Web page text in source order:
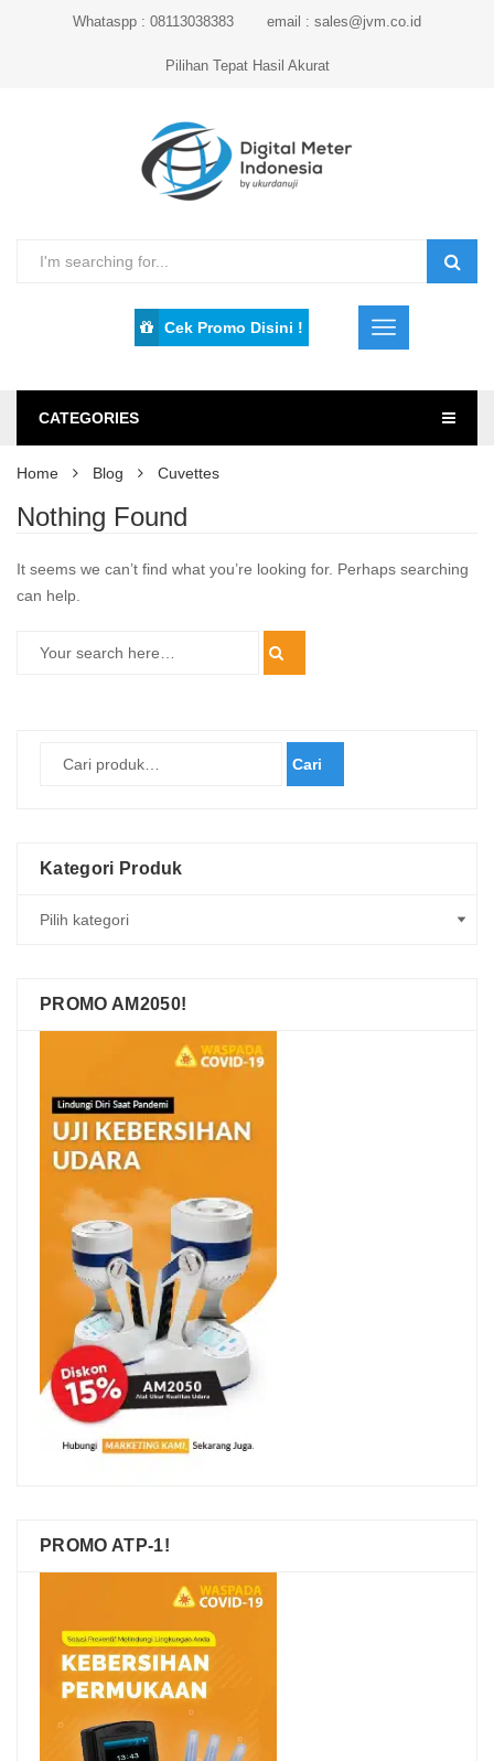
Whataspp : 08113038383 email : sales@jvm.co.id
Pilihan Tepat Hasil Akurat
Cek Promo Disini !
CATEGORIES
Home Blog Cuvettes
Nothing Found
It seems we can’t find what you’re looking for. Perhaps searching
can help.
Cari
Kategori Produk
PROMO AM2050!
PROMO ATP-1!